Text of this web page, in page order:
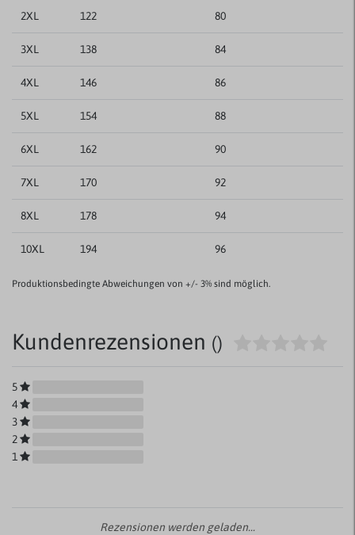
2XL 122 80
3XL 138 84
4XL 146 86
5XL 154 88
6XL 162 90
7XL 170 92
8XL 178 94
10XL 194 96
Produktionsbedingte Abweichungen von +/- 3% sind möglich.
Kundenrezensionen ()
5
4
3
2
1
Rezensionen werden geladen...